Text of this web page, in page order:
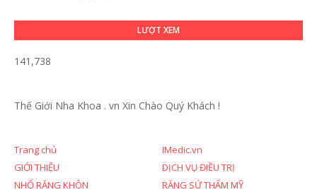
LƯỢT XEM
141,738
Thế Giới Nha Khoa . vn Xin Chào Quý Khách !
Trang chủ
IMedic.vn
GIỚI THIỆU
DỊCH VỤ ĐIỀU TRỊ
NHỔ RĂNG KHÔN
RĂNG SỨ THẨM MỸ